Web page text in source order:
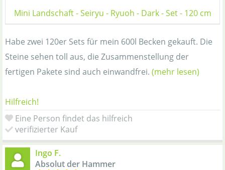
Mini Landschaft - Seiryu - Ryuoh - Dark - Set - 120 cm
Habe zwei 120er Sets für mein 600l Becken gekauft. Die
Steine sehen toll aus, die Zusammenstellung der
fertigen Pakete sind auch einwandfrei. (mehr lesen)
Hilfreich!
Eine Person findet das hilfreich
verifizierter Kauf
Ingo F.
Absolut der Hammer